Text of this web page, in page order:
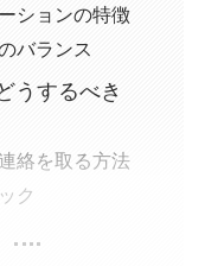
ションの特徴
バランス
うするべき
絡を取る方法
ク